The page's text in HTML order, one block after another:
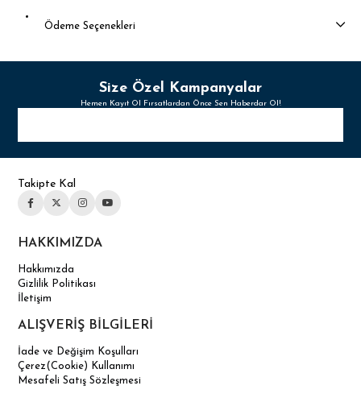
Ödeme Seçenekleri
Size Özel Kampanyalar
Hemen Kayıt Ol Fırsatlardan Önce Sen Haberdar Ol!
Takipte Kal
HAKKIMIZDA
Hakkımızda
Gizlilik Politikası
İletişim
ALIŞVERİŞ BİLGİLERİ
İade ve Değişim Koşulları
Çerez(Cookie) Kullanımı
Mesafeli Satış Sözleşmesi